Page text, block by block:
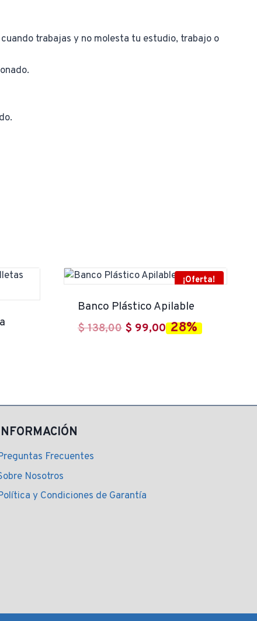
trabajas y no molesta tu estudio, trabajo o
¡Oferta!
Banco Plástico Apilable
$138,00 El
$ 99,00El28%
Frecuentes
Nosotros
y Condiciones de Garantía